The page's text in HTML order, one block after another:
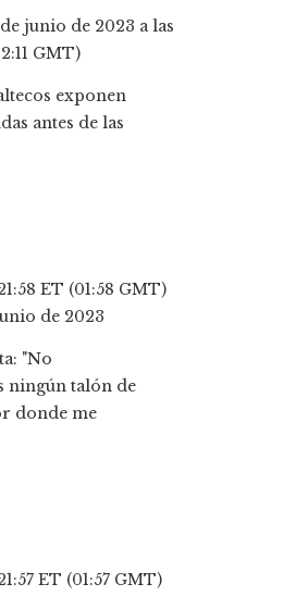
junio de 2023 a las
GMT)
ET (01:58 GMT)
de 2023
ET (01:57 GMT)